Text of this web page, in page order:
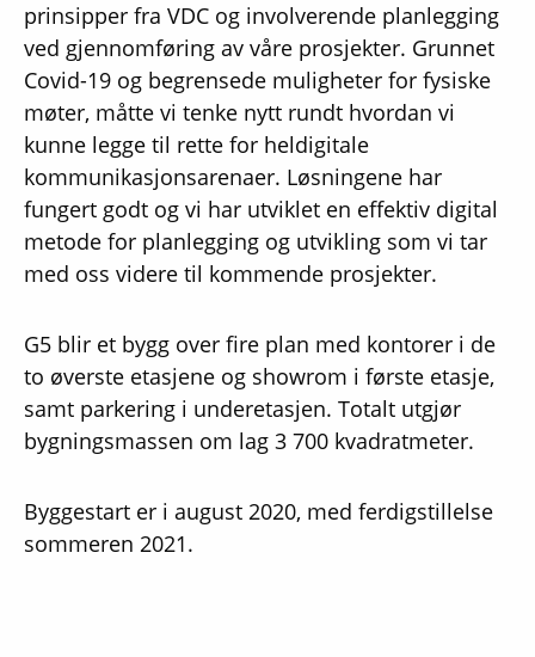
prinsipper fra VDC og involverende planlegging
ved gjennomføring av våre prosjekter. Grunnet
Covid-19 og begrensede muligheter for fysiske
møter, måtte vi tenke nytt rundt hvordan vi
kunne legge til rette for heldigitale
kommunikasjonsarenaer. Løsningene har
fungert godt og vi har utviklet en effektiv digital
metode for planlegging og utvikling som vi tar
med oss videre til kommende prosjekter.
G5 blir et bygg over fire plan med kontorer i de
to øverste etasjene og showrom i første etasje,
samt parkering i underetasjen. Totalt utgjør
bygningsmassen om lag 3 700 kvadratmeter.
Byggestart er i august 2020, med ferdigstillelse
sommeren 2021.